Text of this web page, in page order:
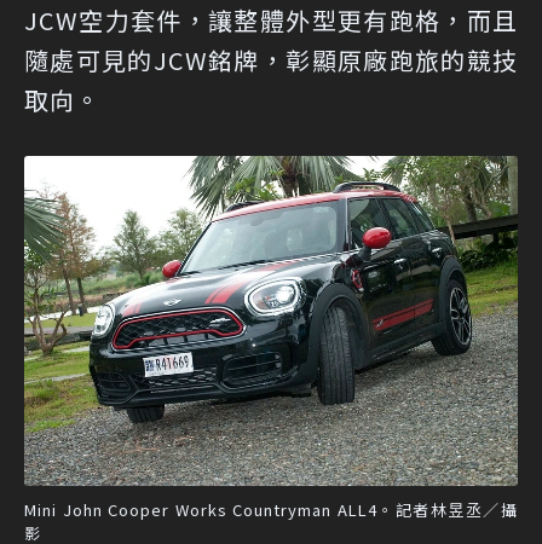
JCW空力套件，讓整體外型更有跑格，而且
隨處可見的JCW銘牌，彰顯原廠跑旅的競技
取向。
Mini John Cooper Works Countryman ALL4。記者林昱丞／攝
影